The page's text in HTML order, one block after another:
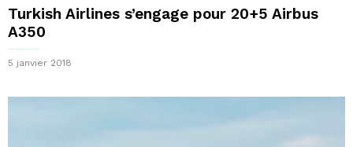
Turkish Airlines s’engage pour 20+5 Airbus
A350
5 janvier 2018